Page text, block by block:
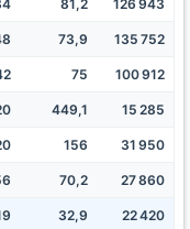
81,2 126 943
73,9 135 752
75 100 912
449,1 15 285
156 31 950
70,2 27 860
32,9 22 420